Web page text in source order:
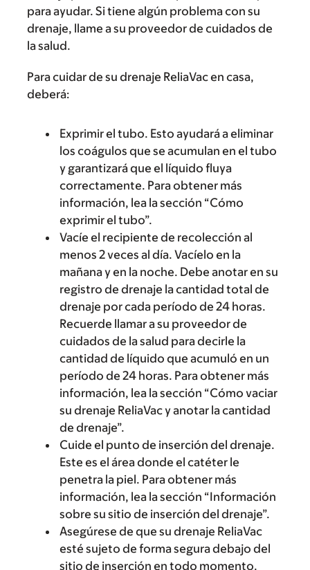
para ayudar. Si tiene algún problema con su
drenaje, llame a su proveedor de cuidados de
la salud.
Para cuidar de su drenaje ReliaVac en casa,
deberá:
Exprimir el tubo. Esto ayudará a eliminar
los coágulos que se acumulan en el tubo
y garantizará que el líquido fluya
correctamente. Para obtener más
información, lea la sección “Cómo
exprimir el tubo”.
Vacíe el recipiente de recolección al
menos 2 veces al día. Vacíelo en la
mañana y en la noche. Debe anotar en su
registro de drenaje la cantidad total de
drenaje por cada período de 24 horas.
Recuerde llamar a su proveedor de
cuidados de la salud para decirle la
cantidad de líquido que acumuló en un
período de 24 horas. Para obtener más
información, lea la sección “Cómo vaciar
su drenaje ReliaVac y anotar la cantidad
de drenaje”.
Cuide el punto de inserción del drenaje.
Este es el área donde el catéter le
penetra la piel. Para obtener más
información, lea la sección “Información
sobre su sitio de inserción del drenaje”.
Asegúrese de que su drenaje ReliaVac
esté sujeto de forma segura debajo del
sitio de inserción en todo momento.